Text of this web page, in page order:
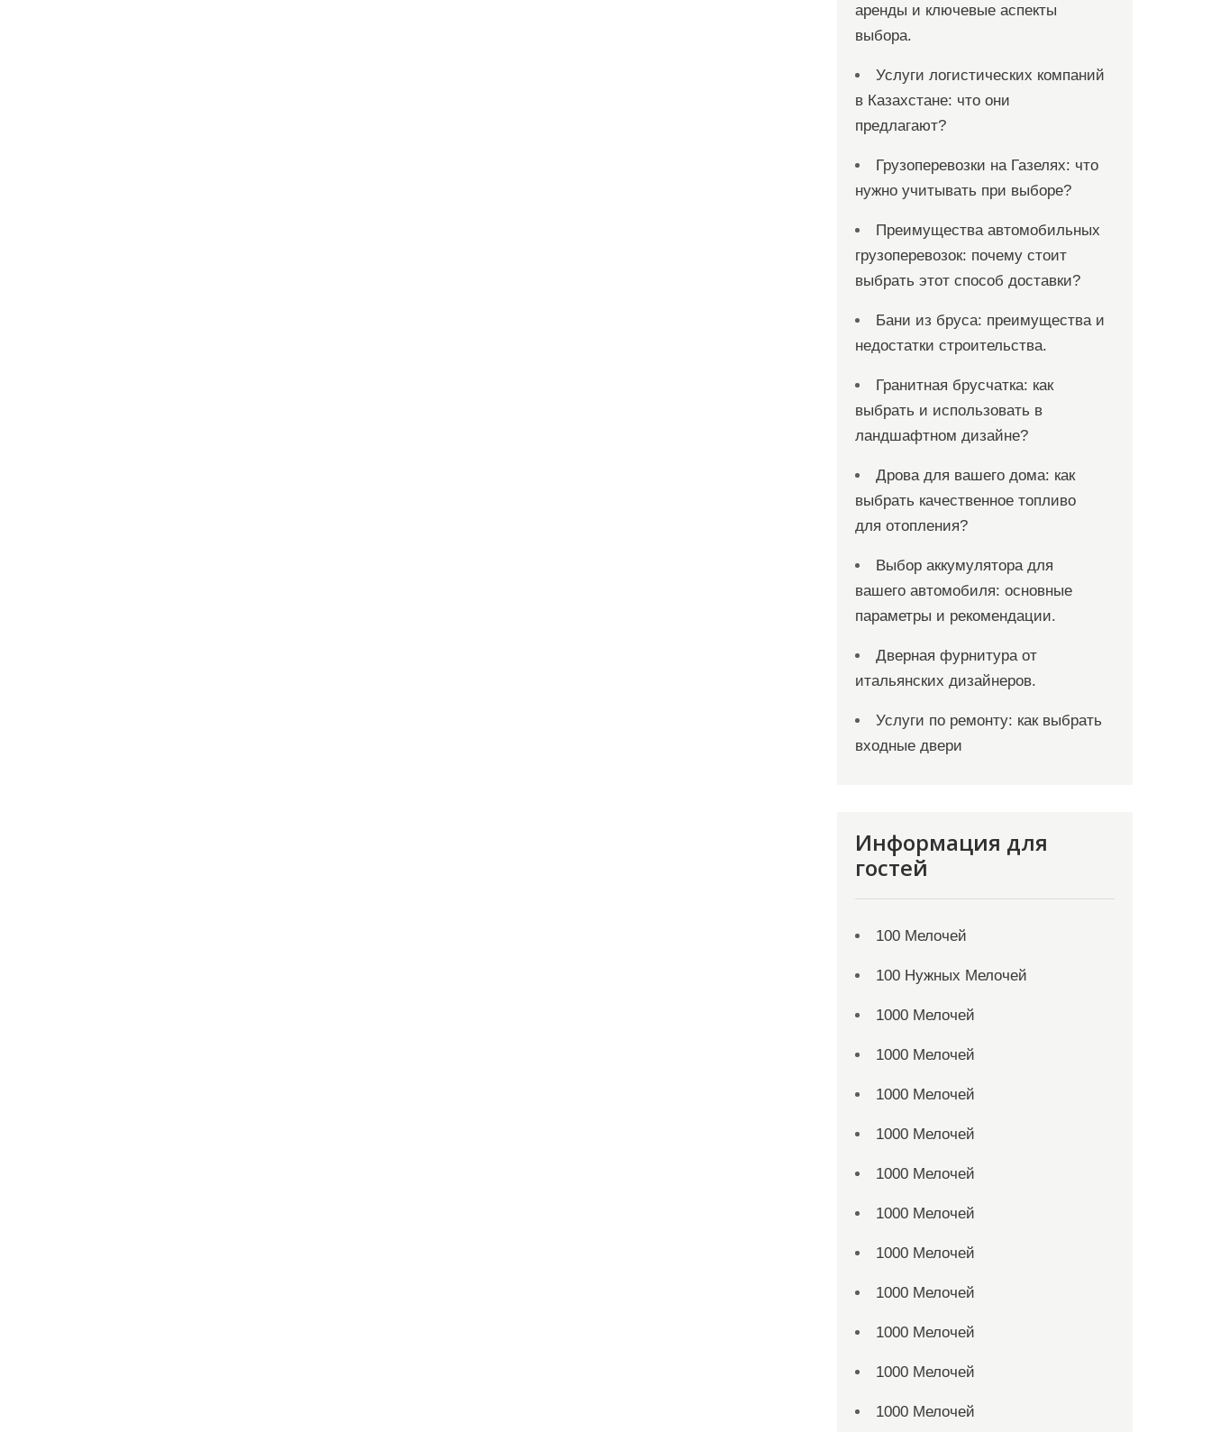
аренды и ключевые аспекты
выбора.
Услуги логистических компаний
в Казахстане: что они
предлагают?
Грузоперевозки на Газелях: что
нужно учитывать при выборе?
Преимущества автомобильных
грузоперевозок: почему стоит
выбрать этот способ доставки?
Бани из бруса: преимущества и
недостатки строительства.
Гранитная брусчатка: как
выбрать и использовать в
ландшафтном дизайне?
Дрова для вашего дома: как
выбрать качественное топливо
для отопления?
Выбор аккумулятора для
вашего автомобиля: основные
параметры и рекомендации.
Дверная фурнитура от
итальянских дизайнеров.
Услуги по ремонту: как выбрать
входные двери
Информация для
гостей
100 Мелочей
100 Нужных Мелочей
1000 Мелочей
1000 Мелочей
1000 Мелочей
1000 Мелочей
1000 Мелочей
1000 Мелочей
1000 Мелочей
1000 Мелочей
1000 Мелочей
1000 Мелочей
1000 Мелочей